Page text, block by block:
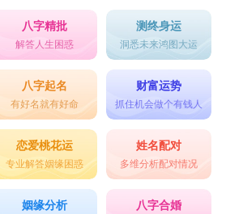
八字精批
解答人生困惑
测终身运
洞悉未来鸿图大运
八字起名
有好名就有好命
财富运势
抓住机会做个有钱人
恋爱桃花运
专业解答姻缘困惑
姓名配对
多维分析配对情况
姻缘分析 八字合婚